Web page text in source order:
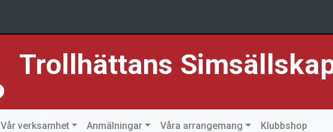
Trollhättans
Vår verksamhet Anmälningar Våra arrangemang Klubbshop